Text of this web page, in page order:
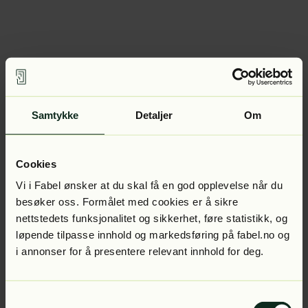
Samtykke Detaljer Om
Cookies
Vi i Fabel ønsker at du skal få en god opplevelse når du
besøker oss. Formålet med cookies er å sikre
nettstedets funksjonalitet og sikkerhet, føre statistikk, og
løpende tilpasse innhold og markedsføring på fabel.no og
i annonser for å presentere relevant innhold for deg.